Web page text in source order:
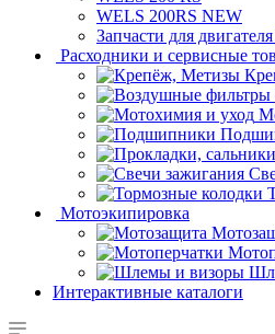
WELS 200RS NEW
Запчасти для
Расходники и сервисные
Мотоэкипировка
Интерактивные каталоги